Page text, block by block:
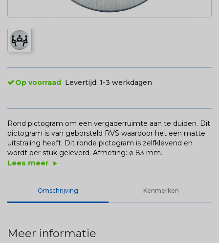
Op voorraad Levertijd: 1-3 werkdagen
Rond pictogram om een vergaderruimte aan te duiden. Dit
pictogram is van geborsteld RVS waardoor het een matte
uitstraling heeft. Dit ronde pictogram is zelfklevend en
wordt per stuk geleverd. Afmeting: ø 83 mm.
Lees meer play_arrow
Omschrijving Kenmerken
Meer informatie